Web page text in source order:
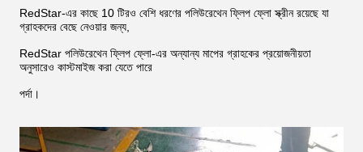
RedStar-এর কাছে 10 টিরও বেশি ধরণের পলিউরেথেন ফ্লিপ ফ্লো স্ক্রীন রয়েছে যা
গ্রাহকদের বেছে নেওয়ার জন্য,
RedStar পলিউরেথেন ফ্লিপ ফ্লো-এর অন্যান্য মাপের গ্রাহকের প্রয়োজনীয়তা
অনুসারেও কাস্টমাইজ করা যেতে পারে
পর্দা।